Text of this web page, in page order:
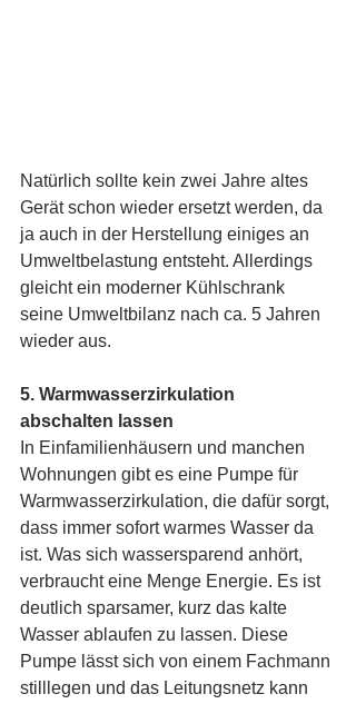
Natürlich sollte kein zwei Jahre altes
Gerät schon wieder ersetzt werden, da
ja auch in der Herstellung einiges an
Umweltbelastung entsteht. Allerdings
gleicht ein moderner Kühlschrank
seine Umweltbilanz nach ca. 5 Jahren
wieder aus.
5. Warmwasserzirkulation
abschalten lassen
In Einfamilienhäusern und manchen
Wohnungen gibt es eine Pumpe für
Warmwasserzirkulation, die dafür sorgt,
dass immer sofort warmes Wasser da
ist. Was sich wassersparend anhört,
verbraucht eine Menge Energie. Es ist
deutlich sparsamer, kurz das kalte
Wasser ablaufen zu lassen. Diese
Pumpe lässt sich von einem Fachmann
stilllegen und das Leitungsnetz kann